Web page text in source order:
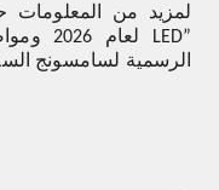
لمزيد من المعلومات
LED”
لعام
الرسمية لسامسونج